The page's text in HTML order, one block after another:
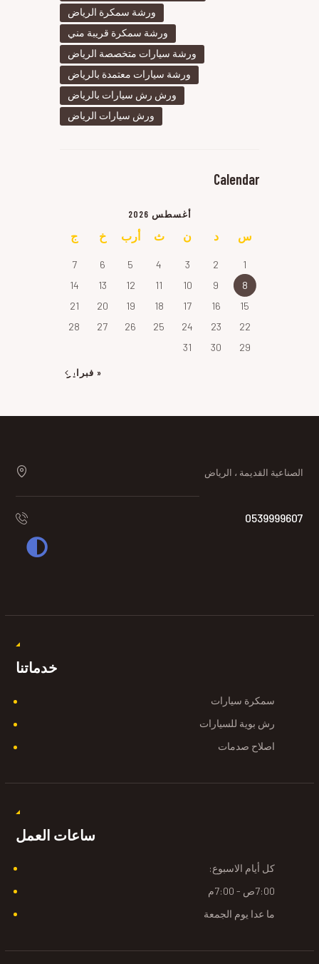
ورشة سمكرة الرياض
ورشة سمكرة قريبة مني
ورشة سيارات متخصصة الرياض
ورشة سيارات معتمدة بالرياض
ورش رش سيارات بالرياض
ورش سيارات الرياض
Calendar
أغسطس 2026
س د ن ث أرب خ ج
1
2
3
4
5
6
7
8
9
10
11
12
13
14
15
16
17
18
19
20
21
22
23
24
25
26
27
28
29
30
31
« فبراير
الصناعية القديمة ، الرياض
0539999607
خدماتنا
سمكرة سيارات
رش بوية للسيارات
اصلاح صدمات
ساعات العمل
كل أيام الاسبوع:
7:00ص - 7:00م
ما عدا يوم الجمعة